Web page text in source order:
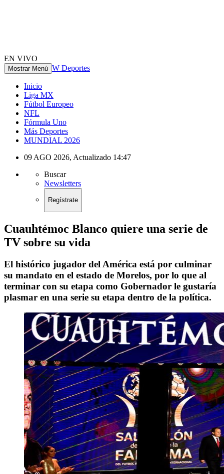
EN VIVO
Mostrar Menú W Deportes
Inicio
Liga MX
Fútbol Europeo
NFL
Fórmula Uno
Más Deportes
MUNDIAL 2026
09 AGO 2026, Actualizado 14:47
Buscar
Newsletters
Regístrate
Cuauhtémoc Blanco quiere una serie de
TV sobre su vida
El histórico jugador del América está por culminar
su mandato en el estado de Morelos, por lo que al
terminar con su etapa como Gobernador le gustaría
plasmar en una serie su etapa dentro de la política.